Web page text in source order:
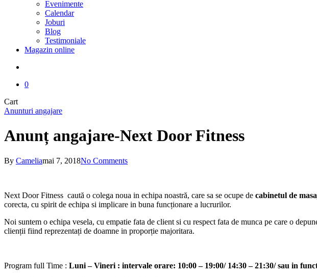
Evenimente
Calendar
Joburi
Blog
Testimoniale
Magazin online
0
CartClose
Cart
Anunturi angajare
Anunț angajare-Next Door Fitness
By Cameliamai 7, 2018No Comments
Next Door Fitness caută o colega noua in echipa noastră, care sa se ocupe de cabinetul de
corecta, cu spirit de echipa si implicare in buna funcționare a lucrurilor.
Noi suntem o echipa vesela, cu empatie fata de client si cu respect fata de munca pe care o
clienții fiind reprezentați de doamne in proporție majoritara.
Program full Time : Luni – Vineri : intervale orare: 10:00 – 19:00/ 14:30 – 21:30/ sau in